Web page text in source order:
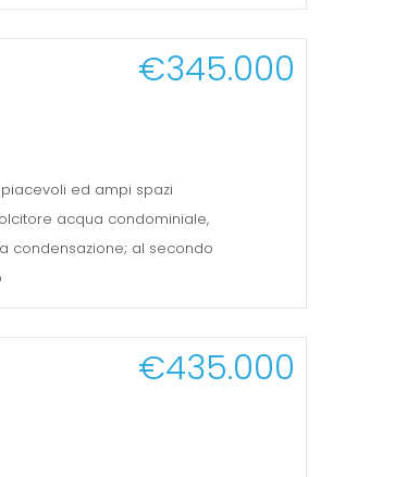
ed ampi spazi
acqua condominiale,
condensazione; al secondo
€345.000
€435.000